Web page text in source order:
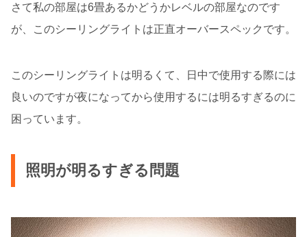
さて私の部屋は6畳あるかどうかレベルの部屋なのです
が、このシーリングライトは正直オーバースペックです。
このシーリングライトは明るくて、日中で使用する際には
良いのですが夜になってから使用するには明るすぎるのに
困っています。
照明が明るすぎる問題